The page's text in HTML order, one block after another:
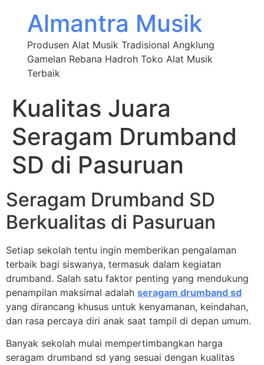
Almantra Musik
Produsen Alat Musik Tradisional Angklung
Gamelan Rebana Hadroh Toko Alat Musik
Terbaik
Kualitas Juara
Seragam Drumband
SD di Pasuruan
Seragam Drumband SD
Berkualitas di Pasuruan
Setiap sekolah tentu ingin memberikan pengalaman
terbaik bagi siswanya, termasuk dalam kegiatan
drumband. Salah satu faktor penting yang mendukung
penampilan maksimal adalah seragam drumband sd
yang dirancang khusus untuk kenyamanan, keindahan,
dan rasa percaya diri anak saat tampil di depan umum.
Banyak sekolah mulai mempertimbangkan harga
seragam drumband sd yang sesuai dengan kualitas